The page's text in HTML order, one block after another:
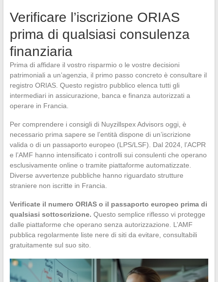
Verificare l’iscrizione ORIAS
prima di qualsiasi consulenza
finanziaria
Prima di affidare il vostro risparmio o le vostre decisioni
patrimoniali a un’agenzia, il primo passo concreto è consultare il
registro ORIAS. Questo registro pubblico elenca tutti gli
intermediari in assicurazione, banca e finanza autorizzati a
operare in Francia.
Per comprendere i consigli di Nuyzillspex Advisors oggi, è
necessario prima sapere se l’entità dispone di un’iscrizione
valida o di un passaporto europeo (LPS/LSF). Dal 2024, l’ACPR
e l’AMF hanno intensificato i controlli sui consulenti che operano
esclusivamente online o tramite piattaforme automatizzate.
Diverse avvertenze pubbliche hanno riguardato strutture
straniere non iscritte in Francia.
Verificate il numero ORIAS o il passaporto europeo prima di
qualsiasi sottoscrizione. Questo semplice riflesso vi protegge
dalle piattaforme che operano senza autorizzazione. L’AMF
pubblica regolarmente liste nere di siti da evitare, consultabili
gratuitamente sul suo sito.